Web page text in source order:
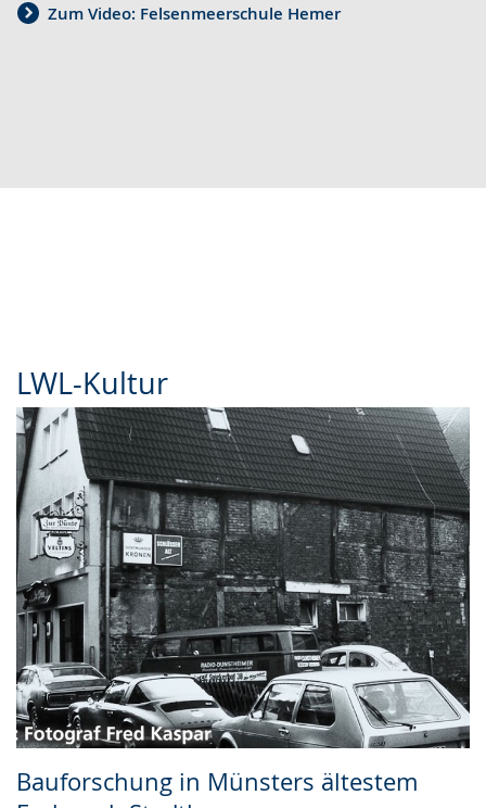
Zum Video: Felsenmeerschule Hemer
LWL-Kultur
Bauforschung in Münsters ältestem